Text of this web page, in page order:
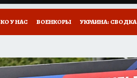
У НАС ВОЕНКОРЫ УКРАИНА: СВОДКА